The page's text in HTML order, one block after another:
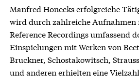
Manfred Honecks erfolgreiche
wird durch zahlreiche Aufnahmen
Reference Recordings umfassend
Einspielungen mit Werken von
Bruckner, Schostakowitsch,
und anderen erhielten eine